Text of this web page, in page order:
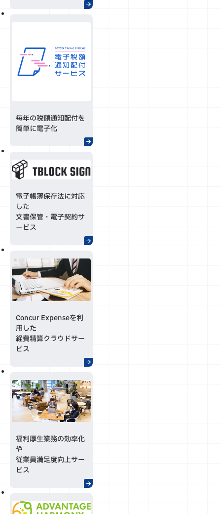
毎年の税額通知配付を
簡単に電子化
電子帳簿保存法に対応
した
文書保管・電子契約サ
ービス
Concur Expenseを利
用した
経費精算クラウドサー
ビス
福利厚生業務の効率化
や
従業員満足度向上サー
ビス